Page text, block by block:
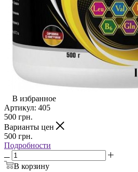
В избранное
Артикул: 405
500 грн.
Варианты цен
500 грн.
Подробности
В корзину